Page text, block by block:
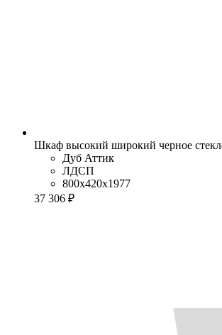
Шкаф высокий широкий черное
Дуб Аттик
ЛДСП
800x420x1977
37 306 ₽